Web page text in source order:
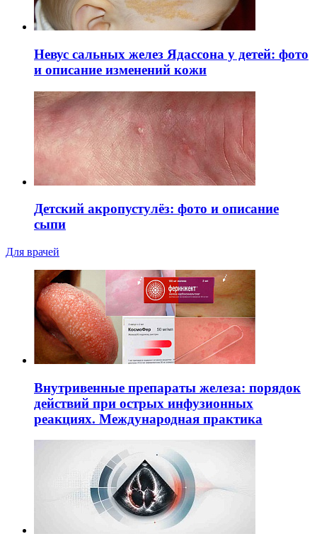
Невус сальных желез Ядассона у детей: фото
и описание изменений кожи
Детский акропустулёз: фото и описание
сыпи
Для врачей
Внутривенные препараты железа: порядок
действий при острых инфузионных
реакциях. Международная практика